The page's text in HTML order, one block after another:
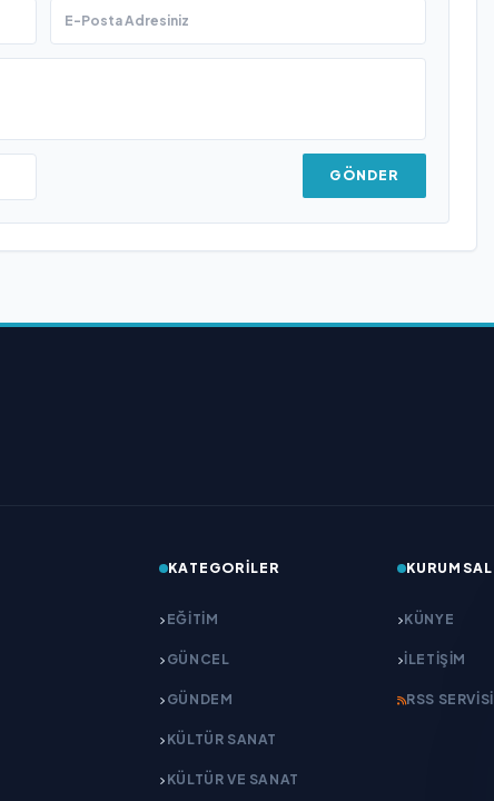
GÖNDER
KATEGORILER
EĞITIM
GÜNCEL
GÜNDEM
KÜLTÜR SANAT
KÜLTÜR VE SANAT
KURUMSAL
KÜNYE
İLETIŞIM
RSS SERVISI